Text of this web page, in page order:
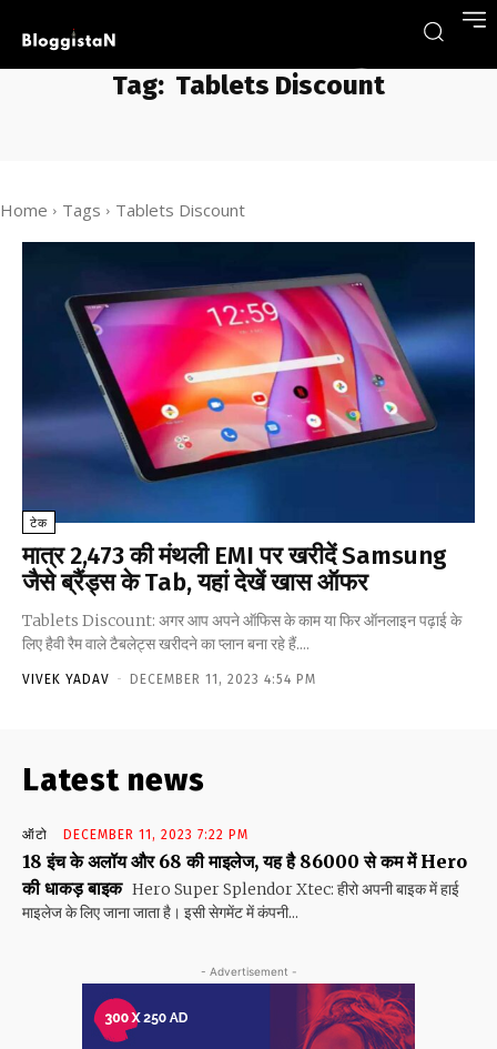
Tag: Tablets Discount
Home Tags Tablets Discount
टेक
मात्र ₹2,473 की मंथली EMI पर खरीदें Samsung
जैसे ब्रैंड्स के Tab, यहां देखें खास ऑफर
Tablets Discount: अगर आप अपने ऑफिस के काम या फिर ऑनलाइन पढ़ाई के
लिए हैवी रैम वाले टैबलेट्स खरीदने का प्लान बना रहे हैं....
VIVEK YADAV - DECEMBER 11, 2023 4:54 PM
Latest news
ऑटो DECEMBER 11, 2023 7:22 PM
18 इंच के अलॉय और 68 की माइलेज, यह है 86000 से कम में Hero
की धाकड़ बाइक Hero Super Splendor Xtec: हीरो अपनी बाइक में हाई
माइलेज के लिए जाना जाता है। इसी सेगमेंट में कंपनी...
- Advertisement -